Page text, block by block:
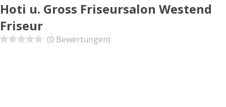
Hoti u. Gross Friseursalon Westend
Friseur
(0 Bewertungen)